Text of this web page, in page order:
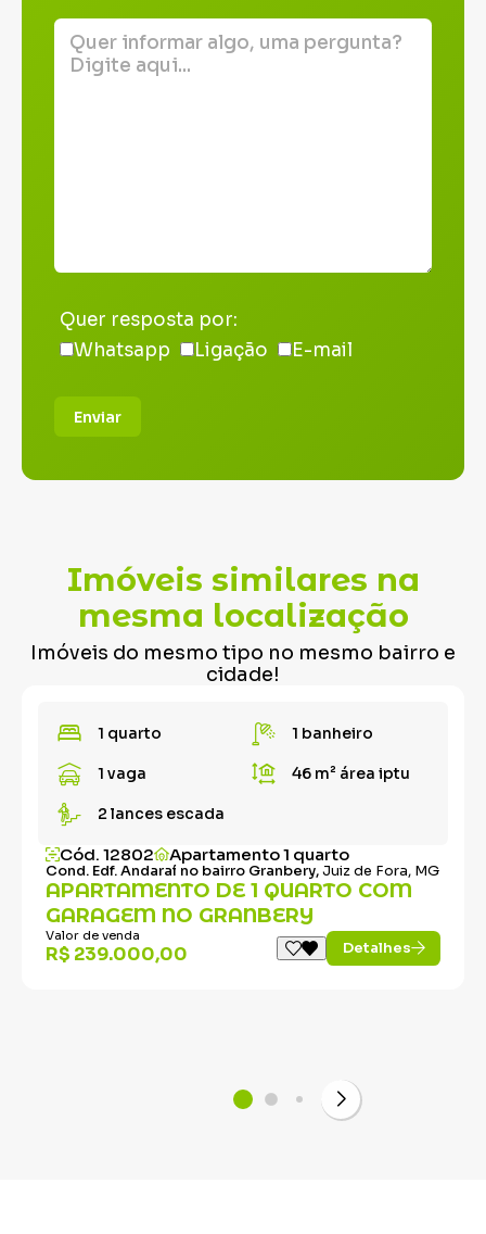
Quer resposta por:
Whatsapp
Ligação E-mail
Enviar
Imóveis similares na
mesma localização
Imóveis do mesmo tipo no mesmo bairro e
cidade!
1 quarto 1 banheiro
1 vaga 46 m² área iptu
2 lances escada
Cód. 12802 Apartamento 1 quarto
Cond. Edf. Andaraí no bairro Granbery,Juiz de Fora, MG
APARTAMENTO DE 1 QUARTO COM
GARAGEM NO GRANBERY
Valor de venda
R$ 239.000,00 Detalhes